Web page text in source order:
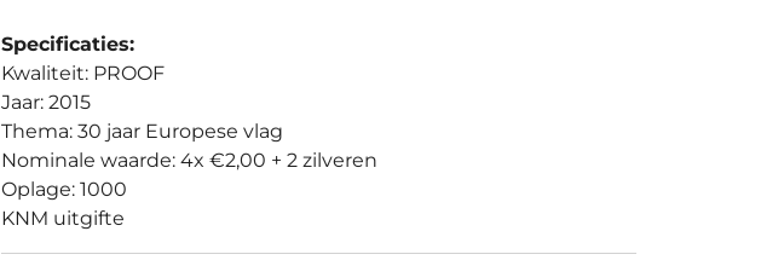
Specificaties:
Kwaliteit: PROOF
Jaar: 2015
Thema: 30 jaar Europese vlag
Nominale waarde: 4x €2,00 + 2 zilveren
Oplage: 1000
KNM uitgifte